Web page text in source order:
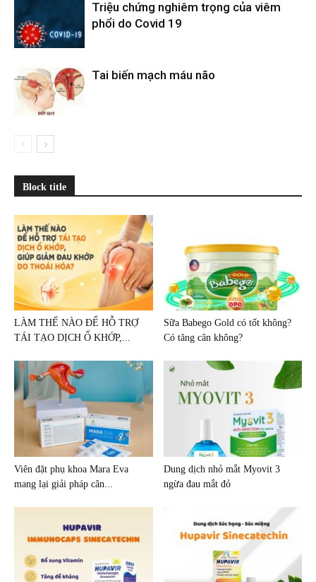
Triệu chứng nghiêm trọng của viêm
phổi do Covid 19
Tai biến mạch máu não
Block title
LÀM THẾ NÀO ĐỂ HỖ TRỢ
TÁI TẠO DỊCH Ổ KHỚP,...
Sữa Babego Gold có tốt không?
Có tăng cân không?
Viên đặt phụ khoa Mara Eva
mang lại giải pháp cân...
Dung dịch nhỏ mắt Myovit 3
ngừa đau mắt đỏ